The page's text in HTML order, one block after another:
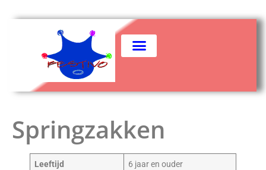
Springzakken
Leeftijd 6 jaar en ouder